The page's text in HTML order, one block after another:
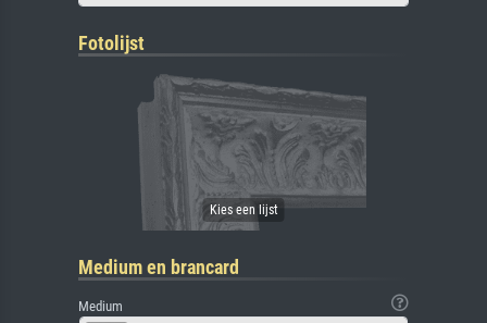
Fotolijst
Medium en brancard
Medium